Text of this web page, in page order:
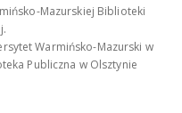
Mazurskiej Biblioteki
Warmińsko-Mazurski w
Publiczna w Olsztynie